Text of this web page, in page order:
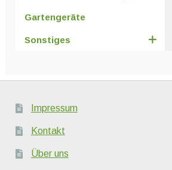
Gartengeräte
Sonstiges
Impressum
Kontakt
Über uns